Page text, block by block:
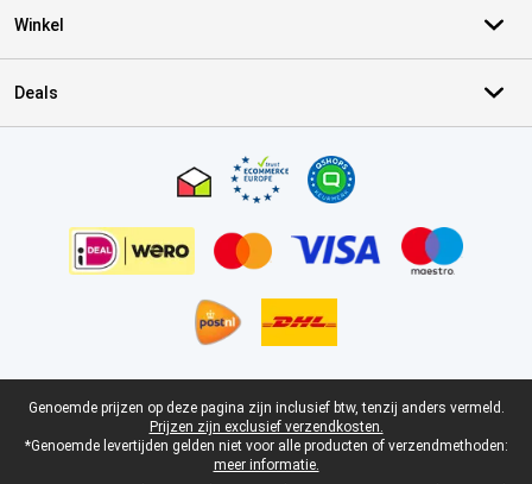
Winkel
Deals
Juridische voettekst
Genoemde prijzen op deze pagina zijn inclusief btw, tenzij anders vermeld.
Prijzen zijn exclusief verzendkosten.
*Genoemde levertijden gelden niet voor alle producten of verzendmethoden:
meer informatie.